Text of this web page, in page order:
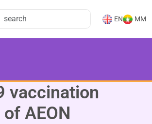
EN MM
vaccination
AEON